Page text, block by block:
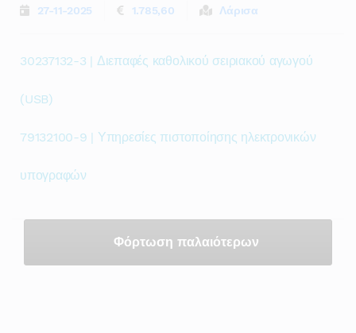
27-11-2025 1.785,60 Λάρισα
30237132-3 | Διεπαφές καθολικού σειριακού αγωγού
(USB)
79132100-9 | Υπηρεσίες πιστοποίησης ηλεκτρονικών
υπογραφών
Φόρτωση παλαιότερων